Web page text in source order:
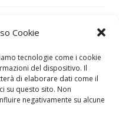
Cookie
tecnologie come i cookie
del dispositivo. Il
di elaborare dati come il
su questo sito. Non
negativamente su alcune